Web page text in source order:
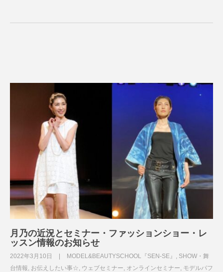
月乃の近況とセミナー・ファッションショー・レ
ッスン情報のお知らせ
2022年3月10日 MODEL&BEAUTYSCHOOL『SEN-SE』
SHOW・舞
台情報 お伝えしたい事☆ ウェブセミナー オンラインセミナー モデルパフ